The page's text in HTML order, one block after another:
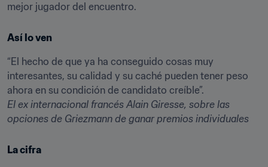
mejor jugador del encuentro.
Así lo ven
“El hecho de que ya ha conseguido cosas muy
interesantes, su calidad y su caché pueden tener peso
El ex internacional francés Alain Giresse, sobre las
opciones de Griezmann de ganar premios individuales
La cifra